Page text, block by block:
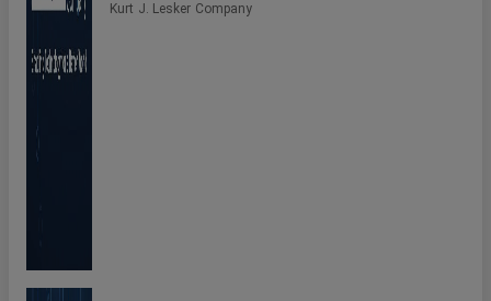
Kurt J. Lesker Company